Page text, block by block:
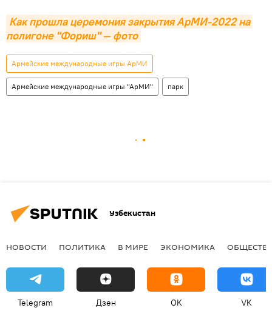
Как прошла церемония закрытия АрМИ-2022 на
полигоне "Фориш" — фото
Армейские международные игры АрМИ
Армейские международные игры "АрМИ" парк
Узбекистан
НОВОСТИ ПОЛИТИКА В МИРЕ ЭКОНОМИКА
Telegram Дзен OK VK